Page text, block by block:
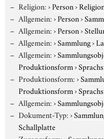
Religion:›Person›
Allgemein:›Person›
Allgemein:›Person›
Allgemein:›Sammlung›
Allgemein:›
Produktionsform›
Produktionsform:›
Produktionsform›
Allgemein:›
Dokument-Typ:›
Schallplatte